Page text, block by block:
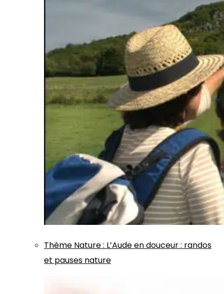
Thème Nature: L’Aude en douceur : randos
et pauses nature